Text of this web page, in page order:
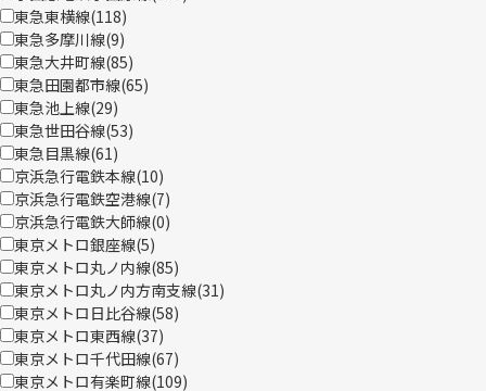
東急東横線(118)
東急多摩川線(9)
東急大井町線(85)
東急田園都市線(65)
東急池上線(29)
東急世田谷線(53)
東急目黒線(61)
京浜急行電鉄本線(10)
京浜急行電鉄空港線(7)
京浜急行電鉄大師線(0)
東京メトロ銀座線(5)
東京メトロ丸ノ内線(85)
東京メトロ丸ノ内方南支線(31)
東京メトロ日比谷線(58)
東京メトロ東西線(37)
東京メトロ千代田線(67)
東京メトロ有楽町線(109)